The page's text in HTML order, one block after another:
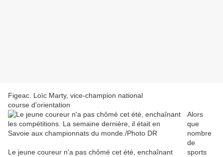
Figeac. Loïc Marty, vice-champion national
course d'orientation
Le jeune coureur n'a pas chômé cet été, enchaînant
Alors
que
nombre
de
sports